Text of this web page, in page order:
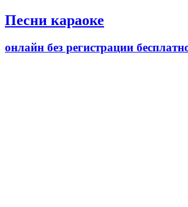
Песни караоке
онлайн без регистрации